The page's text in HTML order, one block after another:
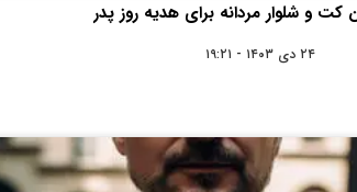
و شلوار مردانه برای هدیه روز پدر
۲۴ دی ۱۴۰۳ - ۱۹:۲۱